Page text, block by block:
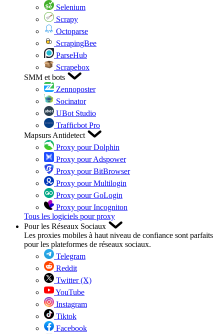
Selenium
Scrapy
Octoparse
ScrapingBee
ParseHub
Scrapebox
SMM et bots
Zennoposter
Socinator
UBot Studio
Trafficbot Pro
Mapsurs Antidetect
Proxy pour Dolphin
Proxy pour Adspower
Proxy pour BitBrowser
Proxy pour Multilogin
Proxy pour GoLogin
Proxy pour Incogniton
Tous les logiciels pour proxy
Pour les Réseaux Sociaux
Les proxies mobiles à haut niveau de confiance sont parfaits
pour les plateformes de réseaux sociaux.
Telegram
Reddit
Twitter (X)
YouTube
Instagram
Tiktok
Facebook